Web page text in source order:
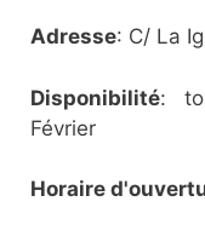
Adresse: C/ La
Disponibilité:
Février
Horaire